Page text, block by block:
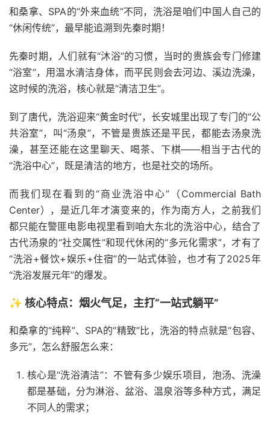
和桑拿、SPA的“外来血统”不同，洗浴是咱们中国人自己的
“休闲传统”，最早能追溯到先秦时期！
先秦时期，人们就有“沐浴”的习惯，当时的贵族会专门修建
“浴室”，用温水清洁身体，而平民则会去河边、溪边洗澡，
这时候的洗浴，核心就是“清洁卫生”。
到了唐代，洗浴迎来“黄金时代”，长安城里出现了专门的“公
共浴室”，叫“汤泉”，不管是贵族还是平民，都能去汤泉洗
澡，甚至还能在这里聊天、喝茶、下棋——相当于古代的
“洗浴中心”，既是清洁的地方，也是社交的场所。
而我们现在看到的“商业洗浴中心”（Commercial Bath
Center），是近几年才演变来的，作为南方人，之前我们
都只能在警匪电影电视里看到咱大东北的洗浴中心，结合了
古代汤泉的“社交属性”和现代休闲的“多元化需求”，才有了
“洗浴+餐饮+娱乐+住宿”的一站式体验，也才有了2025年
“洗浴发展元年”的爆发。
✨ 核心特点：烟火气足，主打“一站式躺平”
和桑拿的“纯粹”、SPA的“精致”比，洗浴的特点就是“包容、
多元”，怎么舒服怎么来：
核心是“洗浴清洁”：不管有多少娱乐项目，泡汤、洗澡
都是基础，分为淋浴、盆浴、温泉浴等多种方式，满足
不同人的需求；